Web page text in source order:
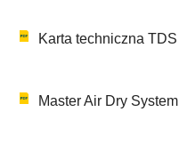
Karta techniczna TDS
Master Air Dry System